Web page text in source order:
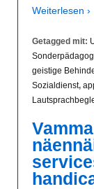
Weiterlesen ›
Getagged mit:
geistige
Sozialdienst,